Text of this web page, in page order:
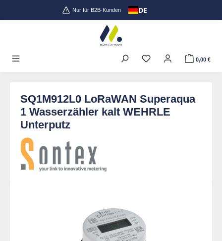
Zum Hauptinhalt springenNur für B2B-Kunden DE
0,00 €
SQ1M912L0 LoRaWAN Superaqua
1 Wasserzähler kalt WEHRLE
Unterputz